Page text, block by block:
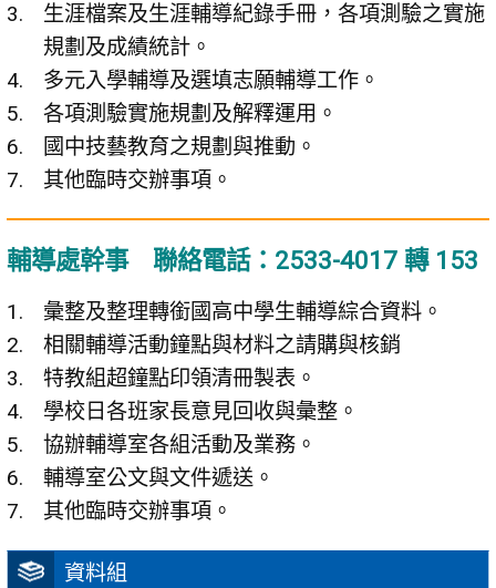
資料組
生涯檔案及生涯輔導紀錄手冊，各項測驗之實施
規劃及成績統計。
多元入學輔導及選填志願輔導工作。
各項測驗實施規劃及解釋運用。
國中技藝教育之規劃與推動。
其他臨時交辦事項。
輔導處幹事 聯絡電話：2533-4017 轉 153
彙整及整理轉銜國高中學生輔導綜合資料。
相關輔導活動鐘點與材料之請購與核銷
特教組超鐘點印領清冊製表。
學校日各班家長意見回收與彙整。
協辦輔導室各組活動及業務。
輔導室公文與文件遞送。
其他臨時交辦事項。